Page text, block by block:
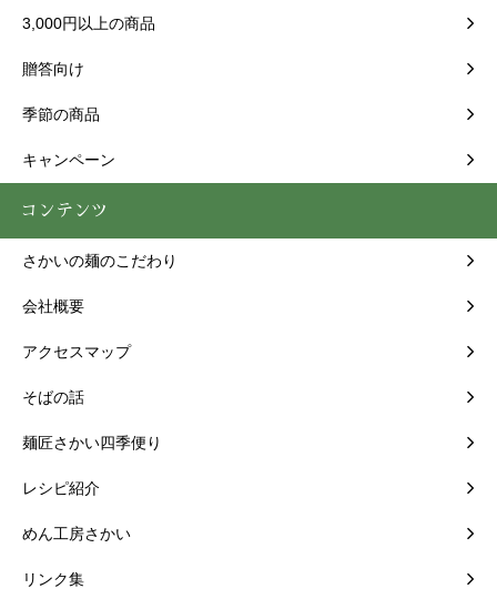
3,000円以上の商品
贈答向け
季節の商品
キャンペーン
コンテンツ
さかいの麺のこだわり
会社概要
アクセスマップ
そばの話
麺匠さかい四季便り
レシピ紹介
めん工房さかい
リンク集